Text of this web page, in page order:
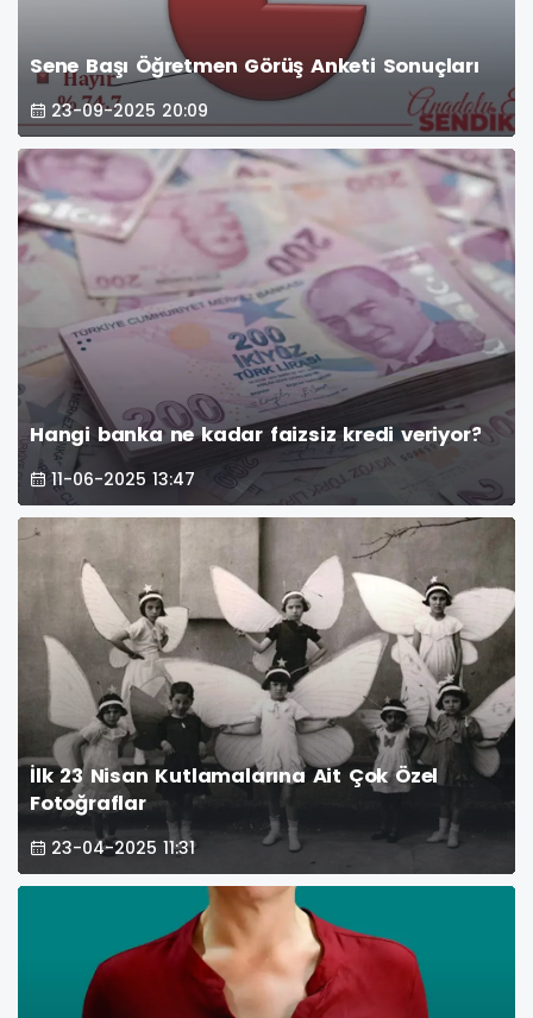
Sene Başı Öğretmen Görüş Anketi Sonuçları
23-09-2025 20:09
Hangi banka ne kadar faizsiz kredi veriyor?
11-06-2025 13:47
İlk 23 Nisan Kutlamalarına Ait Çok Özel
Fotoğraflar
23-04-2025 11:31